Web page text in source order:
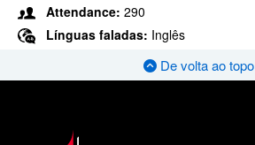
Attendance: 290
Línguas faladas: Inglês
De volta ao topo